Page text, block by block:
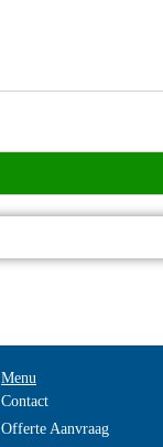
Menu
Contact
Offerte Aanvraag